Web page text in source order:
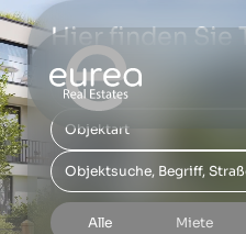
Hier finden Sie
Bundesland
Objektart
Alle Miete